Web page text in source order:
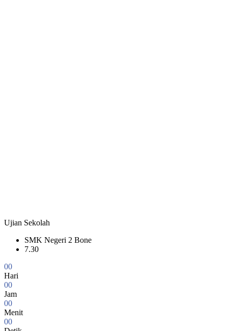
Ujian Sekolah
SMK Negeri 2 Bone
7.30
00
Hari
00
Jam
00
Menit
00